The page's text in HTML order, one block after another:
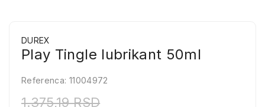
DUREX
Play Tingle lubrikant 50ml
Referenca: 11004972
1.375,19 RSD